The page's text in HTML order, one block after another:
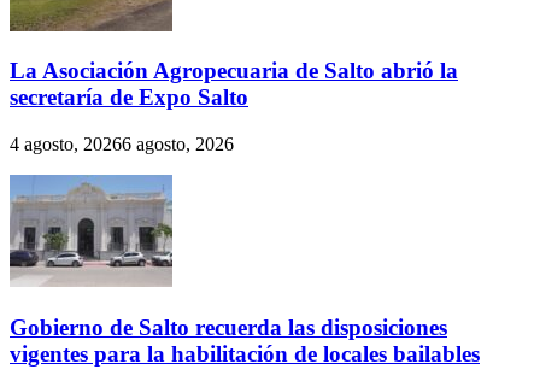
La Asociación Agropecuaria de Salto abrió la
secretaría de Expo Salto
4 agosto, 20266 agosto, 2026
Gobierno de Salto recuerda las disposiciones
vigentes para la habilitación de locales bailables